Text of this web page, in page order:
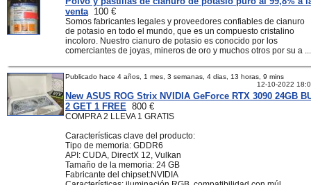
venta100 €
Somos fabricantes legales y proveedores confiables de cianuro
de potasio en todo el mundo, que es un compuesto cristalino
incoloro. Nuestro cianuro de potasio es conocido por los
comerciantes de joyas, mineros de oro y muchos otros por su a ...
Publicado hace 4 años, 1 mes, 3 semanas, 4 dias, 13 horas, 9 mins
12-10-2022
New ASUS ROG Strix NVIDIA GeForce RTX 3090 24GB
2 GET 1 FREE 800 €
COMPRA 2 LLEVA 1 GRATIS
Características clave del producto:
Tipo de memoria: GDDR6
API: CUDA, DirectX 12, Vulkan
Tamaño de la memoria: 24 GB
Fabricante del chipset:NVIDIA